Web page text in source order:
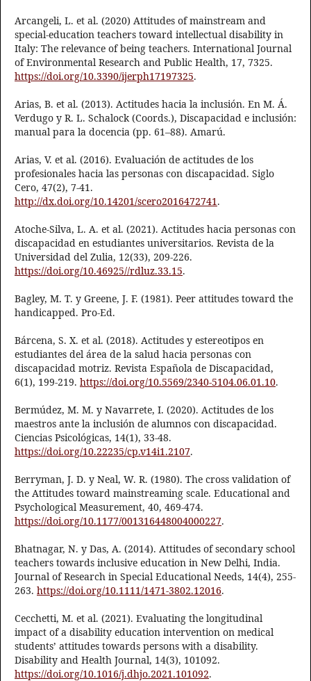
Arcangeli, L. et al. (2020) Attitudes of mainstream and
special-education teachers toward intellectual disability in
Italy: The relevance of being teachers. International Journal
of Environmental Research and Public Health, 17, 7325.
https://doi.org/10.3390/ijerph17197325.
Arias, B. et al. (2013). Actitudes hacia la inclusión. En M. Á.
Verdugo y R. L. Schalock (Coords.), Discapacidad e inclusión:
manual para la docencia (pp. 61–88). Amarú.
Arias, V. et al. (2016). Evaluación de actitudes de los
profesionales hacia las personas con discapacidad. Siglo
Cero, 47(2), 7-41.
http://dx.doi.org/10.14201/scero2016472741.
Atoche-Silva, L. A. et al. (2021). Actitudes hacia personas con
discapacidad en estudiantes universitarios. Revista de la
Universidad del Zulia, 12(33), 209-226.
https://doi.org/10.46925//rdluz.33.15.
Bagley, M. T. y Greene, J. F. (1981). Peer attitudes toward the
handicapped. Pro-Ed.
Bárcena, S. X. et al. (2018). Actitudes y estereotipos en
estudiantes del área de la salud hacia personas con
discapacidad motriz. Revista Española de Discapacidad,
6(1), 199-219. https://doi.org/10.5569/2340-5104.06.01.10.
Bermúdez, M. M. y Navarrete, I. (2020). Actitudes de los
maestros ante la inclusión de alumnos con discapacidad.
Ciencias Psicológicas, 14(1), 33-48.
https://doi.org/10.22235/cp.v14i1.2107.
Berryman, J. D. y Neal, W. R. (1980). The cross validation of
the Attitudes toward mainstreaming scale. Educational and
Psychological Measurement, 40, 469-474.
https://doi.org/10.1177/001316448004000227.
Bhatnagar, N. y Das, A. (2014). Attitudes of secondary school
teachers towards inclusive education in New Delhi, India.
Journal of Research in Special Educational Needs, 14(4), 255-
263. https://doi.org/10.1111/1471-3802.12016.
Cecchetti, M. et al. (2021). Evaluating the longitudinal
impact of a disability education intervention on medical
students’ attitudes towards persons with a disability.
Disability and Health Journal, 14(3), 101092.
https://doi.org/10.1016/j.dhjo.2021.101092.